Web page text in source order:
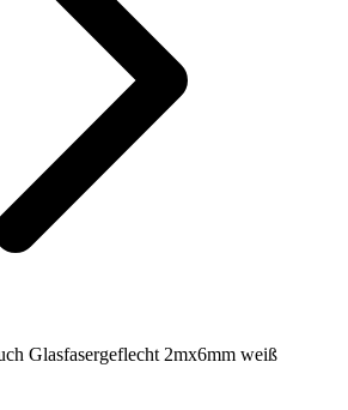
Glasfasergeflecht 2mx6mm weiß